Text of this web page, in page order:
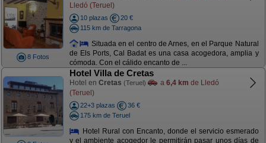
8 Fotos
Lledó (Teruel)
10 plazas
20 €
115 km de Tarragona
Situada en el centro de Arnes, en el Parque Natural
de Els Ports, Cal Badat es una casa acogedora, amplia y
cómoda. Con el cálido encanto de ...
Hotel Villa de Cretas
Hotel en Cretas (Teruel) a 6,4 km de Lledó
(Teruel)
22+3 plazas
36 €
175 km de Teruel
Hotel Rural con Encanto, donde el servicio esmerado
y el ambiente acogedor le permitirán pasar unos días de